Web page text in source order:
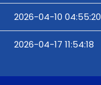
2026-04-10 04:55:20
2026-04-17 11:54:18